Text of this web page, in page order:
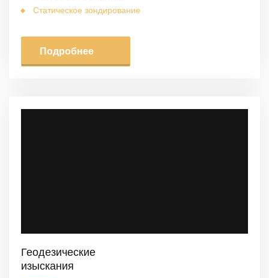
Статическое зондирование
Подробнее
Геодезические
изыскания